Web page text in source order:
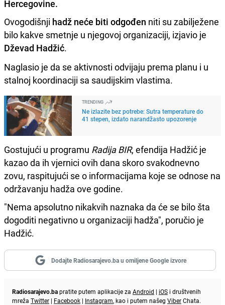
Hercegovine.
Ovogodišnji hadž neće biti odgođen niti su zabilježene
bilo kakve smetnje u njegovoj organizaciji, izjavio je
Dževad Hadžić.
Naglasio je da se aktivnosti odvijaju prema planu i u
stalnoj koordinaciji sa saudijskim vlastima.
TRENDING
Ne izlazite bez potrebe: Sutra temperature do
41 stepen, izdato narandžasto upozorenje
Gostujući u programu Radija BIR, efendija Hadžić je
kazao da ih vjernici ovih dana skoro svakodnevno
zovu, raspitujući se o informacijama koje se odnose na
održavanju hadža ove godine.
"Nema apsolutno nikakvih naznaka da će se bilo šta
dogoditi negativno u organizaciji hadža", poručio je
Hadžić.
Dodajte Radiosarajevo.ba u omiljene Google izvore
Radiosarajevo.bapratite putem aplikacije za Android | iOS i društvenih
mreža Twitter | Facebook | Instagram, kao i putem našeg ViberChata.